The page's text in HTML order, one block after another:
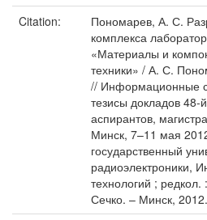
Citation:
Пономарев, А. С.
комплекса
«Материалы и
техники» / А. С.
// Информационные
тезисы докладов
аспирантов,
Минск, 7–11 мая
государственный
радиоэлектроники,
технологий ;
Сечко. – Минск,